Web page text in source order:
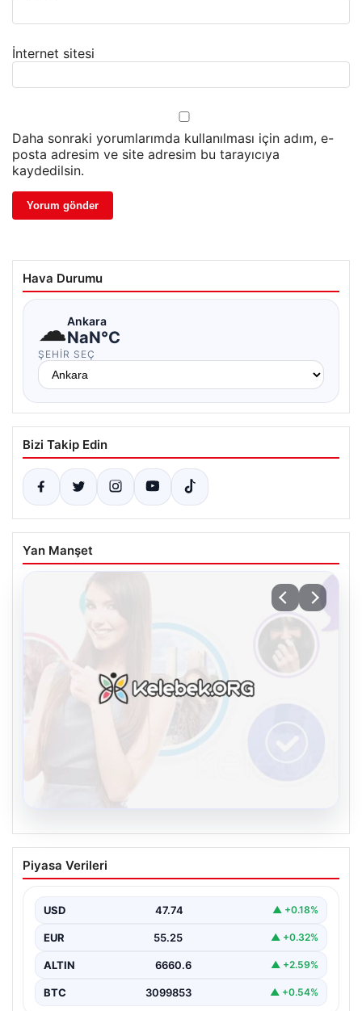
İnternet sitesi
Daha sonraki yorumlarımda kullanılması için adım, e-
posta adresim ve site adresim bu tarayıcıya
kaydedilsin.
Hava Durumu
☁Ankara
NaN°C
ŞEHIR SEÇ
Bizi Takip Edin
Yan Manşet
Kelebek sohbet platformu İle Dijital
İletişimin Güvenli Adresi Ve Muhabbet
Sanal çağında insanların kaliteli bir biçimde iletişim
Halen pek…
Piyasa Verileri
USD 47.74 ▲ +0.18%
EUR 55.25 ▲ +0.32%
ALTIN 6660.6 ▲ +2.59%
BTC 3099853 ▲ +0.54%